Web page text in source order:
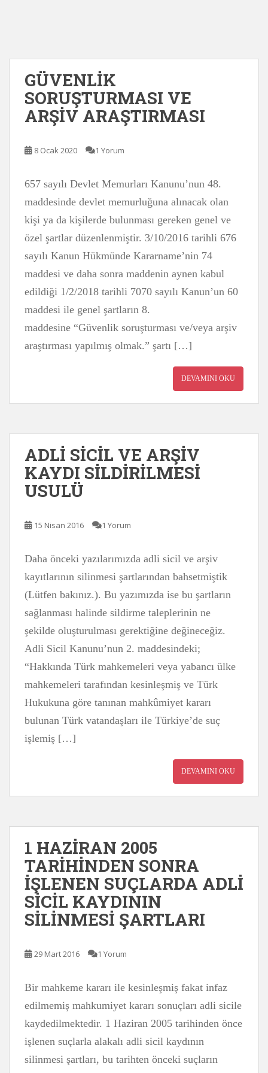
GÜVENLİK
SORUŞTURMASI VE
ARŞİV ARAŞTIRMASI
8 Ocak 2020 1 Yorum
657 sayılı Devlet Memurları Kanunu’nun 48.
maddesinde devlet memurluğuna alınacak olan
kişi ya da kişilerde bulunması gereken genel ve
özel şartlar düzenlenmiştir. 3/10/2016 tarihli 676
sayılı Kanun Hükmünde Kararname’nin 74
maddesi ve daha sonra maddenin aynen kabul
edildiği 1/2/2018 tarihli 7070 sayılı Kanun’un 60
maddesi ile genel şartların 8.
maddesine “Güvenlik soruşturması ve/veya arşiv
araştırması yapılmış olmak.” şartı […]
DEVAMINI OKU
ADLİ SİCİL VE ARŞİV
KAYDI SİLDİRİLMESİ
USULÜ
15 Nisan 2016 1 Yorum
Daha önceki yazılarımızda adli sicil ve arşiv
kayıtlarının silinmesi şartlarından bahsetmiştik
(Lütfen bakınız.). Bu yazımızda ise bu şartların
sağlanması halinde sildirme taleplerinin ne
şekilde oluşturulması gerektiğine değineceğiz.
Adli Sicil Kanunu’nun 2. maddesindeki;
“Hakkında Türk mahkemeleri veya yabancı ülke
mahkemeleri tarafından kesinleşmiş ve Türk
Hukukuna göre tanınan mahkûmiyet kararı
bulunan Türk vatandaşları ile Türkiye’de suç
işlemiş […]
DEVAMINI OKU
1 HAZİRAN 2005
TARİHİNDEN SONRA
İŞLENEN SUÇLARDA ADLİ
SİCİL KAYDININ
SİLİNMESİ ŞARTLARI
29 Mart 2016 1 Yorum
Bir mahkeme kararı ile kesinleşmiş fakat infaz
edilmemiş mahkumiyet kararı sonuçları adli sicile
kaydedilmektedir. 1 Haziran 2005 tarihinden önce
işlenen suçlarla alakalı adli sicil kaydının
silinmesi şartları, bu tarihten önceki suçların